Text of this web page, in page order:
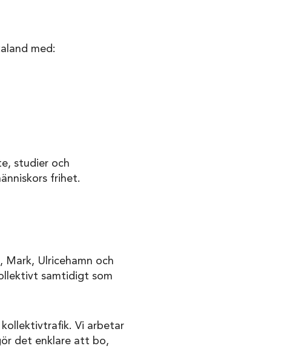
med:
studier och
frihet.
Mark, Ulricehamn och
samtidigt som
Vi arbetar
det enklare att bo,